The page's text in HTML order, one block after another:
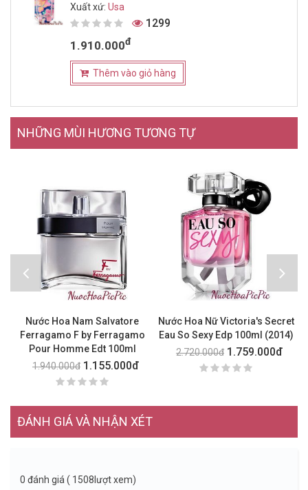
Xuất xứ:Usa
1299
1.910.000đ
Thêm vào giỏ hàng
NHỮNG MÙI HƯƠNG TƯƠNG TỰ
Nước Hoa Nam Salvatore
Ferragamo F by Ferragamo
Pour Homme Edt 100ml
1.940.000đ 1.155.000đ
Nước Hoa Nữ Victoria's Secret
Eau So Sexy Edp 100ml (2014)
2.720.000đ 1.759.000đ
ĐÁNH GIÁ VÀ NHẬN XÉT
0 đánh giá ( 1508lượt xem)